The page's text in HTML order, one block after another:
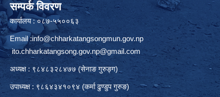
सम्पर्क विवरण
कार्यालय : ०८७-५५००६३
Email :info@chharkatangsongmun.gov.np
ito.chharkatangsong.gov.np@gmail.com
अध्यक्ष : ९८४८३२८४७७ (सेनाङ गुरुङ्ग)
उपाध्यक्ष : ९८६४३४१०९४ (कर्मा ढुण्डुप गुरुङ)